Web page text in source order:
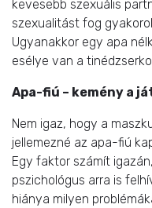
kevesebb szexuális
szexualitást fog
Ugyanakkor egy apa
esélye van a
Apa-fiú – kemény a
Nem igaz, hogy a
jellemezné az apa-fiú
Egy faktor számít
pszichológus arra is
hiánya milyen